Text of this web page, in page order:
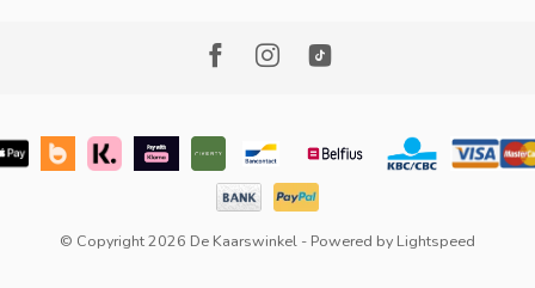
© Copyright 2026 De Kaarswinkel - Powered by Lightspeed